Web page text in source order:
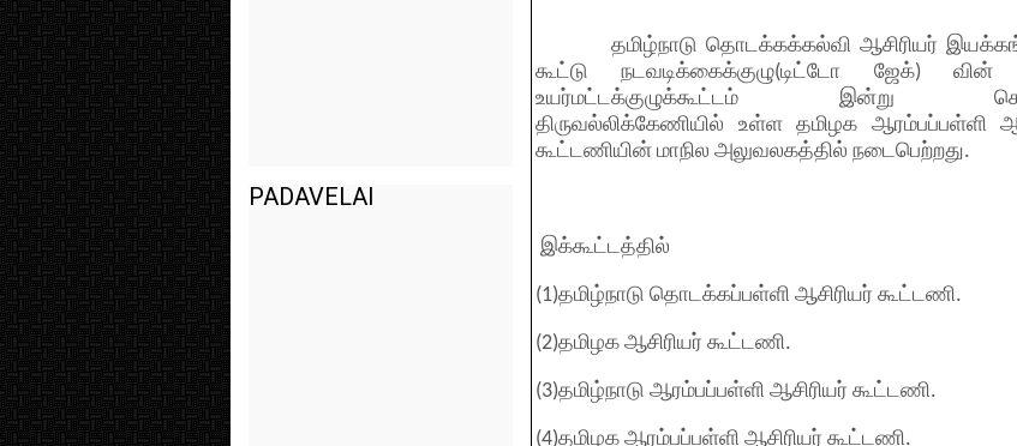
தமிழ்நாடு தொடக்கக்கல்வி ஆசிரியர்
கூட்டு நடவடிக்கைக்குழு(டிட்டோ ஜேக்) வின்
உயர்மட்டக்குழுக்கூட்டம் இன்று
திருவல்லிக்கேணியில் உள்ள தமிழக ஆரம்பப்பள்ளி
கூட்டணியின் மாநில அலுவலகத்தில் நடைபெற்றது.
இக்கூட்டத்தில்
(1)தமிழ்நாடு தொடக்கப்பள்ளி ஆசிரியர் கூட்டணி.
(2)தமிழக ஆசிரியர் கூட்டணி.
(3)தமிழ்நாடு ஆரம்பப்பள்ளி ஆசிரியர் கூட்டணி.
(4)தமிழக ஆரம்பப்பள்ளி ஆசிரியர் கூட்டணி.
PADAVELAI